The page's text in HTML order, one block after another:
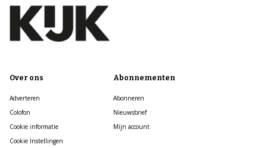
Over ons
Adverteren
Colofon
Cookie informatie
Cookie Instellingen
Abonnementen
Abonneren
Nieuwsbrief
Mijn account